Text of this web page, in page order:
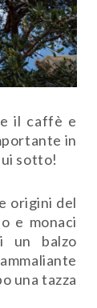
il caffè e
in
sotto!
origini del
e monaci
un balzo
una tazza